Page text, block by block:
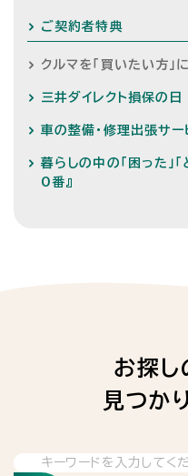
ご契約者特典
クルマを「買いたい方」
三井ダイレクト損保の日
車の整備・修理出張サー
暮らしの中の「困った」
0番』
お探し
見つか